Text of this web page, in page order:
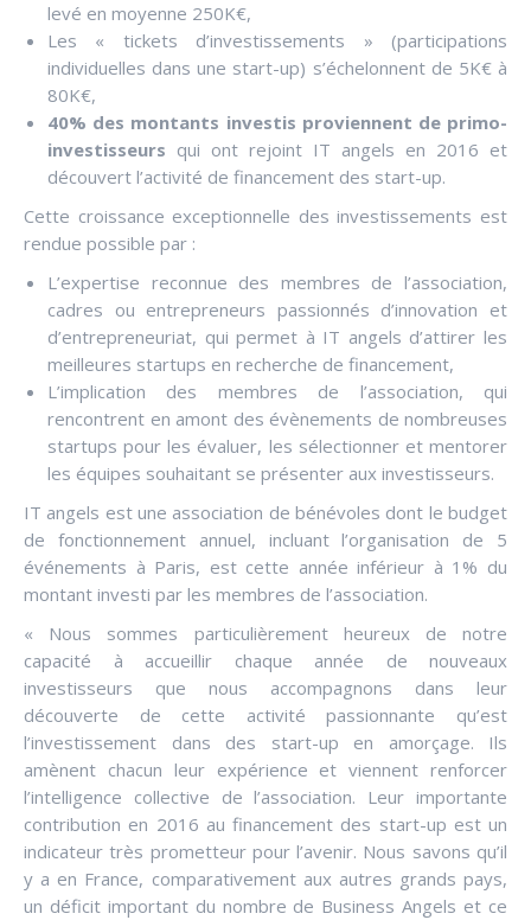
levé en moyenne 250K€,
Les « tickets d’investissements » (participations
individuelles dans une start-up) s’échelonnent de 5K€ à
80K€,
40% des montants investis proviennent de primo-
investisseurs qui ont rejoint IT angels en 2016 et
découvert l’activité de financement des start-up.
Cette croissance exceptionnelle des investissements est
rendue possible par :
L’expertise reconnue des membres de l’association,
cadres ou entrepreneurs passionnés d’innovation et
d’entrepreneuriat, qui permet à IT angels d’attirer les
meilleures startups en recherche de financement,
L’implication des membres de l’association, qui
rencontrent en amont des évènements de nombreuses
startups pour les évaluer, les sélectionner et mentorer
les équipes souhaitant se présenter aux investisseurs.
IT angels est une association de bénévoles dont le budget
de fonctionnement annuel, incluant l’organisation de 5
événements à Paris, est cette année inférieur à 1% du
montant investi par les membres de l’association.
« Nous sommes particulièrement heureux de notre
capacité à accueillir chaque année de nouveaux
investisseurs que nous accompagnons dans leur
découverte de cette activité passionnante qu’est
l’investissement dans des start-up en amorçage. Ils
amènent chacun leur expérience et viennent renforcer
l’intelligence collective de l’association. Leur importante
contribution en 2016 au financement des start-up est un
indicateur très prometteur pour l’avenir. Nous savons qu’il
y a en France, comparativement aux autres grands pays,
un déficit important du nombre de Business Angels et ce